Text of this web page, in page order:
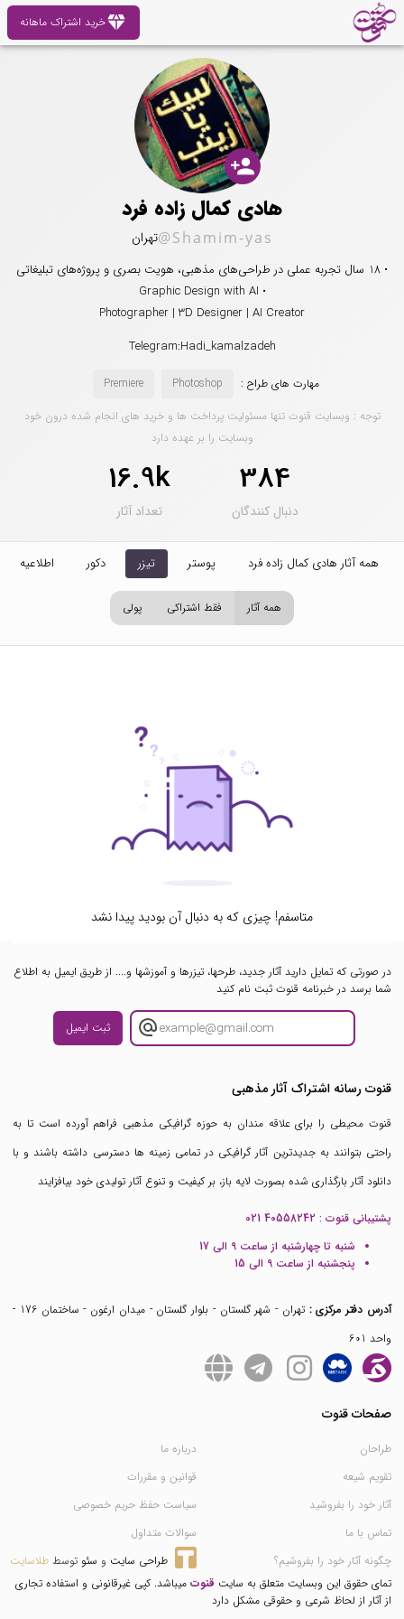
diamondخرید اشتراک ماهانه
person_add
هادی کمال زاده فرد
@Shamim-yasتهران
• 18 سال تجربه عملی در طراحی‌های مذهبی، هویت بصری و پروژه‌های تبلیغاتی
• Graphic Design with AI
Photographer | 3D Designer | AI Creator
Telegram:Hadi_kamalzadeh
مهارت های طراح : Photoshop
Premiere
توجه : وبسایت قنوت تنها مسئولیت پرداخت ها و خرید های انجام شده درون خود
وبسایت را بر عهده دارد
384
دنبال کنندگان
16.9k
تعداد آثار
همه آثار هادی کمال زاده فرد پوستر تیزر دکور اطلاعیه
همه آثار فقط اشتراکی پولی
متاسفم! چیزی که به دنبال آن بودید پیدا نشد
در صورتی که تمایل دارید آثار جدید، طرحها، تیزرها و آموزشها و.... از طریق ایمیل به اطلاع
شما برسد در خبرنامه قنوت ثبت نام کنید
ثبت ایمیل
قنوت رسانه اشتراک آثار مذهبی
قنوت محیطی را برای علاقه مندان به حوزه گرافیکی مذهبی فراهم آورده است تا به
راحتی بتوانند به جدیدترین آثار گرافیکی در تمامی زمینه ها دسترسی داشته باشند و با
دانلود آثار بارگذاری شده بصورت لایه باز، بر کیفیت و تنوع آثار تولیدی خود بیافزایند
پشتیبانی قنوت : 021 40558242
شنبه تا چهارشنبه از ساعت 9 الی 17
پنجشنبه از ساعت 9 الی 15
آدرس دفتر مرکزی :
تهران - شهر گلستان - بلوار گلستان - میدان ارغون - ساختمان 176 -
واحد 601
صفحات قنوت
طراحان
تقویم شیعه
آثار خود را بفروشید
تماس با ما
چگونه آثار خود را بفروشیم؟
درباره ما
قوانین و مقررات
سیاست حفظ حریم خصوصی
سوالات متداول
طراحی سایت و سئو توسط طلاسایت
تمای حقوق این وبسایت متعلق به سایت قنوت میباشد. کپی غیرقانونی و استفاده تجاری
از آثار از لحاظ شرعی و حقوقی مشکل دارد